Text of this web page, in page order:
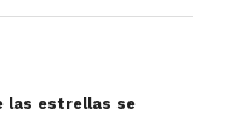
las estrellas se